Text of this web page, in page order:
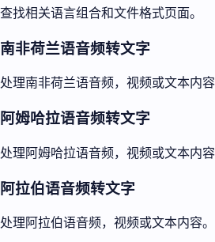
查找相关语言组合和文件格式页面。
南非荷兰语音频转文字
处理南非荷兰语音频，视频或文本内容
阿姆哈拉语音频转文字
处理阿姆哈拉语音频，视频或文本内容
阿拉伯语音频转文字
处理阿拉伯语音频，视频或文本内容。